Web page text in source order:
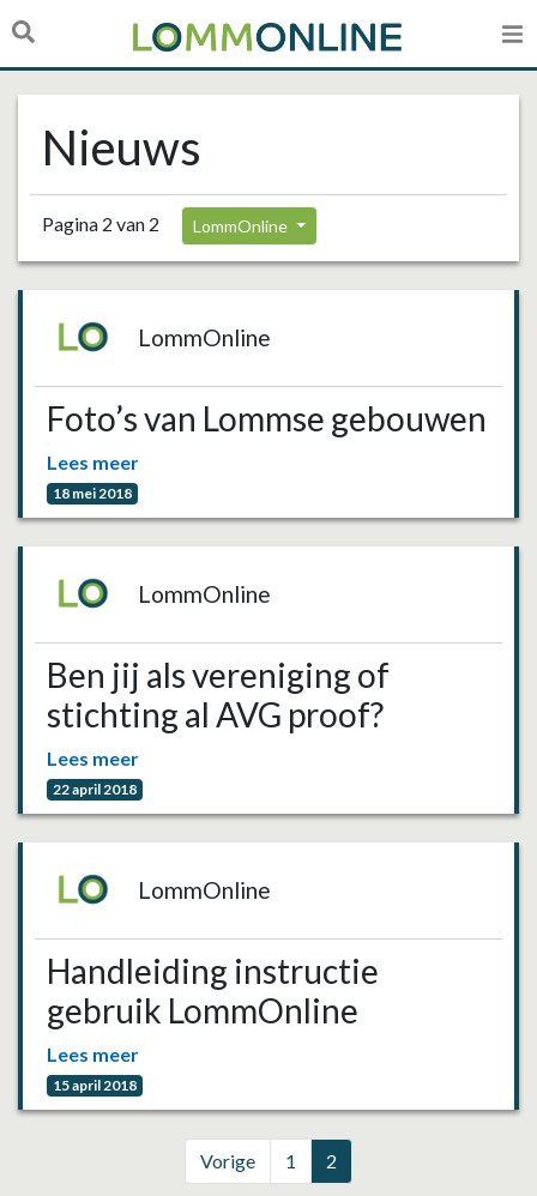
Nieuws
Pagina 2 van 2 LommOnline
LommOnline
Foto’s van Lommse gebouwen
Lees meer
18 mei 2018
LommOnline
Ben jij als vereniging of
stichting al AVG proof?
Lees meer
22 april 2018
LommOnline
Handleiding instructie
gebruik LommOnline
Lees meer
15 april 2018
Vorige 1 2